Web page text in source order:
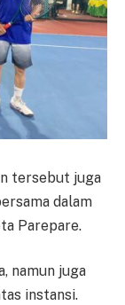
tersebut juga
dalam
Parepare.
namun juga
instansi.